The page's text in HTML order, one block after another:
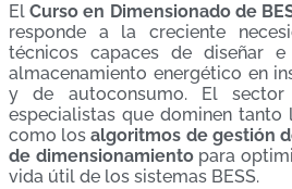
ElCurso en Dimensionado de
responde a la creciente
técnicos capaces de diseñar
almacenamiento energético en
y de autoconsumo. El sector
especialistas que dominen tanto
como losalgoritmos de gestión
de dimensionamientopara
vida útil de los sistemas BESS.